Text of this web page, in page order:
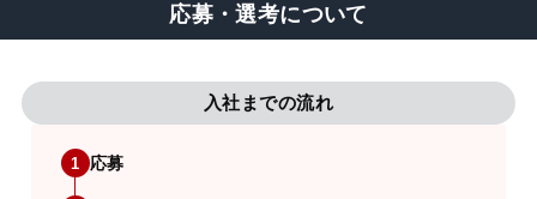
応募・選考について
入社までの流れ
1 応募